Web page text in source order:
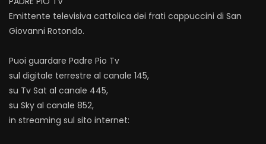
Emittente televisiva cattolica dei frati cappuccini di San
Giovanni Rotondo.
Puoi guardare Padre Pio Tv
sul digitale terrestre al canale 145,
su Tv Sat al canale 445,
su Sky al canale 852,
in streaming sul sito internet: